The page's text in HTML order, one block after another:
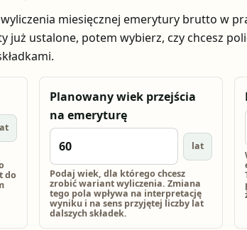
miesięcznej emerytury brutto w
już ustalone, potem wybierz, czy chcesz
do
Planowany wiek przejścia
na emeryturę
lat
Podaj wiek, dla którego chcesz
zrobić wariant wyliczenia. Zmiana
tego pola wpływa na interpretację
wyniku i na sens przyjętej liczby lat
dalszych składek.